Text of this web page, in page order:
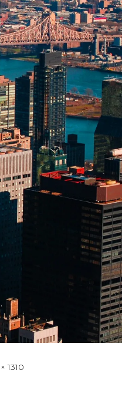
1310